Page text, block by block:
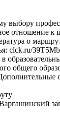
выбору
отношение к
о
clck.ru/39T5Mb
общего